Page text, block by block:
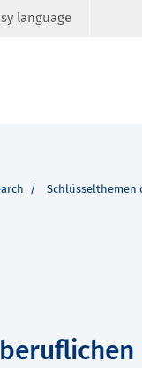
language
Schlüsselthemen